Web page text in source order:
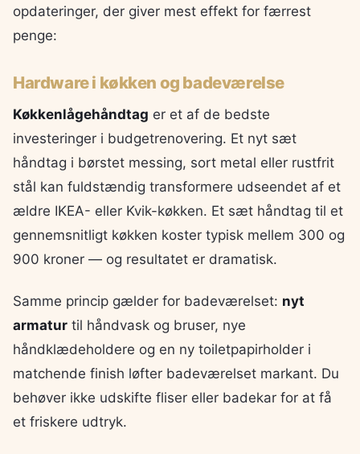
opdateringer, der giver mest effekt for færrest
penge:
Hardware i køkken og badeværelse
Køkkenlågehåndtag er et af de bedste
investeringer i budgetrenovering. Et nyt sæt
håndtag i børstet messing, sort metal eller rustfrit
stål kan fuldstændig transformere udseendet af et
ældre IKEA- eller Kvik-køkken. Et sæt håndtag til et
gennemsnitligt køkken koster typisk mellem 300 og
900 kroner — og resultatet er dramatisk.
Samme princip gælder for badeværelset: nyt
armatur til håndvask og bruser, nye
håndklædeholdere og en ny toiletpapirholder i
matchende finish løfter badeværelset markant. Du
behøver ikke udskifte fliser eller badekar for at få
et friskere udtryk.